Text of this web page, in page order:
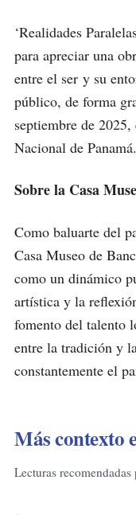
‘Realidades
para apreciar una
entre el ser y su
público, de forma
septiembre de
Nacional de Panamá.
Sobre la Casa
Como baluarte del
Casa Museo de
como un dinámico
artística y la
fomento del talento
entre la tradición y
constantemente el
Más contexto
Lecturas